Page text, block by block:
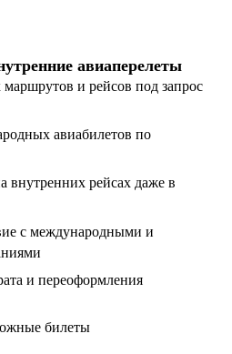
авиаперелеты
и рейсов под запрос
авиабилетов по
внутренних рейсах даже в
с международными и
и переоформления